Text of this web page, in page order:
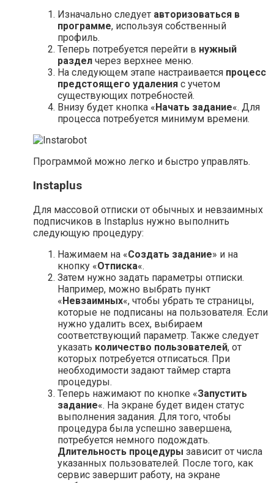
Изначально следует авторизоваться в
программе, используя собственный
профиль.
Теперь потребуется перейти в нужный
раздел через верхнее меню.
На следующем этапе настраивается процесс
предстоящего удаления с учетом
существующих потребностей.
Внизу будет кнопка « Начать задание«. Для
процесса потребуется минимум времени.
Программой можно легко и быстро управлять.
Instaplus
Для массовой отписки от обычных и невзаимных
подписчиков в Instaplus нужно выполнить
следующую процедуру:
Нажимаем на «Создать задание» и на
кнопку «Отписка«.
Затем нужно задать параметры отписки.
Например, можно выбрать пункт
«Невзаимных«, чтобы убрать те страницы,
которые не подписаны на пользователя. Если
нужно удалить всех, выбираем
соответствующий параметр. Также следует
указать количество пользователей, от
которых потребуется отписаться. При
необходимости задают таймер старта
процедуры.
Теперь нажимают по кнопке «Запустить
задание«. На экране будет виден статус
выполнения задания. Для того, чтобы
процедура была успешно завершена,
потребуется немного подождать.
Длительность процедуры зависит от числа
указанных пользователей. После того, как
сервис завершит работу, на экране